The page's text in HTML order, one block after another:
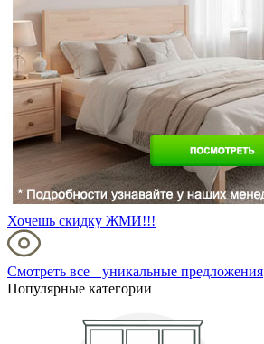
Хочешь скидку ЖМИ!!!
Смотреть все уникальные предложения
Популярные категории